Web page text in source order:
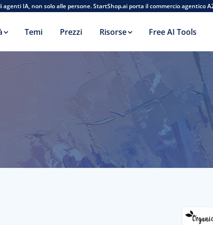
agenti IA, non solo alle persone. StartShop.ai porta il commercio agentico
Temi Prezzi Risorse Free AI Tools